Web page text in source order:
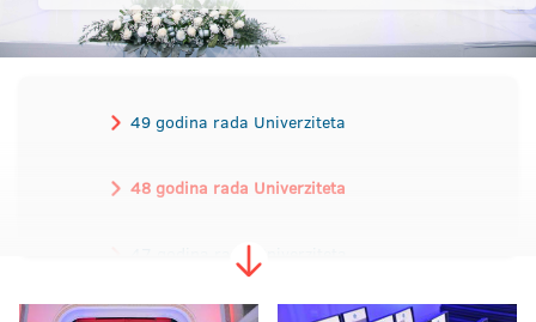
49 godina rada Univerziteta
48 godina rada Univerziteta
46 godina rada Univerziteta